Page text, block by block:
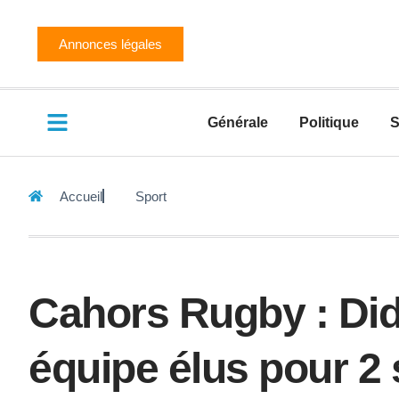
Annonces légales
Générale Politique
Accueil Sport
Cahors Rugby :
équipe élus pour